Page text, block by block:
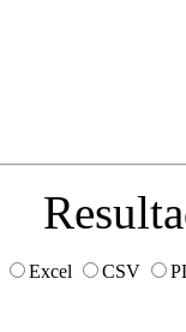
Excel CSV